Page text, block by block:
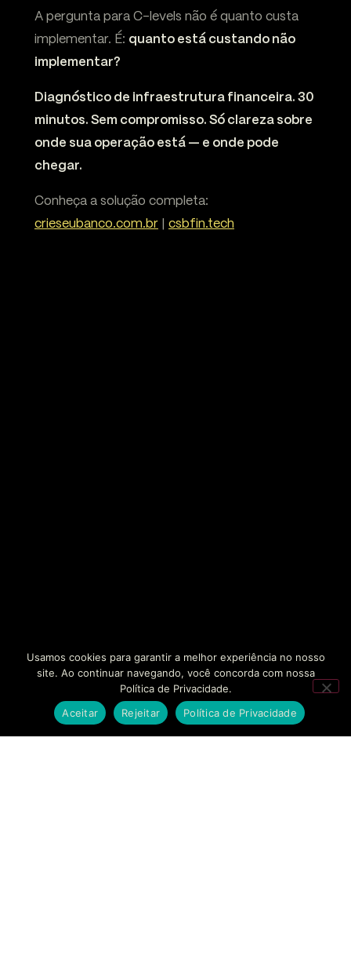
A pergunta para C-levels não é quanto custa
implementar. É: quanto está custando não
implementar?
Diagnóstico de infraestrutura financeira. 30
minutos. Sem compromisso. Só clareza sobre
onde sua operação está — e onde pode
chegar.
Conheça a solução completa:
crieseubanco.com.br
csbfin.tech
Usamos cookies para garantir a melhor experiência no nosso
site. Ao continuar navegando, você concorda com nossa
Política de Privacidade.
Aceitar
Rejeitar Política de Privacidade